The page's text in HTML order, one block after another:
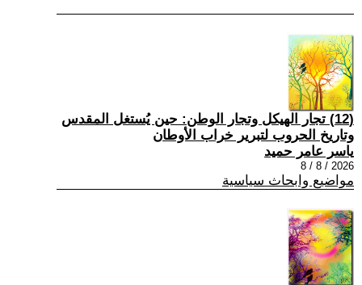
(12) تجار الهيكل وتجار الوطن: حين يُستغل المقدس
وتاريخ الحروب لتبرير خراب الأوطان
ياسر عامر حميد
2026 / 8 / 8
مواضيع وابحاث سياسية